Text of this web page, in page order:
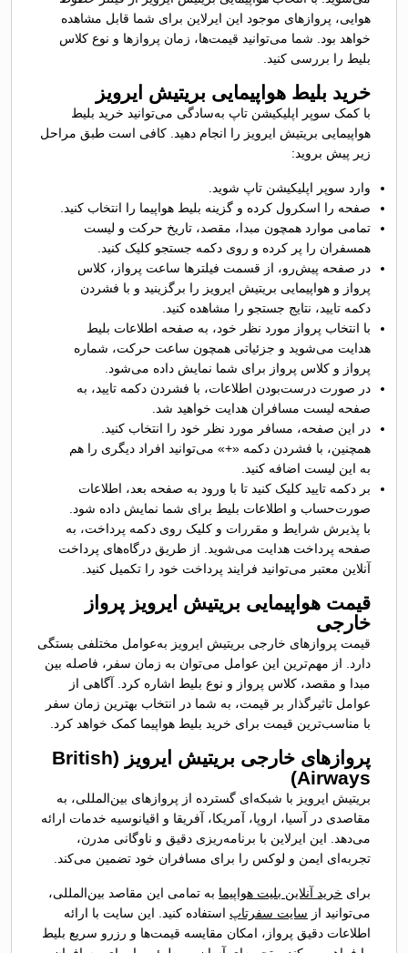
هوایی، پروازهای موجود این ایرلاین برای شما قابل مشاهده
خواهد بود. شما می‌توانید قیمت‌ها، زمان پروازها و نوع کلاس
بلیط را بررسی کنید.
خرید بلیط هواپیمایی بریتیش ایرویز
با کمک سوپر اپلیکیشن تاپ به‌سادگی می‌توانید خرید بلیط
هواپیمایی بریتیش ایرویز را انجام دهید. کافی است طبق مراحل
زیر پیش بروید:
وارد سوپر اپلیکیشن تاپ شوید.
صفحه را اسکرول کرده و گزینه بلیط هواپیما را انتخاب کنید.
تمامی موارد همچون مبدا، مقصد، تاریخ حرکت و لیست
همسفران را پر کرده و روی دکمه جستجو کلیک کنید.
در صفحه پیش‌رو، از قسمت فیلترها ساعت پرواز، کلاس
پرواز و هواپیمایی بریتیش ایرویز را برگزینید و با فشردن
دکمه تایید، نتایج جستجو را مشاهده کنید.
با انتخاب پرواز مورد نظر خود، به صفحه اطلاعات بلیط
هدایت می‌شوید و جزئیاتی همچون ساعت حرکت، شماره
پرواز و کلاس پرواز برای شما نمایش داده می‌شود.
در صورت درست‌بودن اطلاعات، با فشردن دکمه تایید، به
صفحه لیست مسافران هدایت خواهید شد.
در این صفحه، مسافر مورد نظر خود را انتخاب کنید.
همچنین، با فشردن دکمه «+» می‌توانید افراد دیگری را هم
به این لیست اضافه کنید.
بر دکمه تایید کلیک کنید تا با ورود به صفحه بعد، اطلاعات
صورت‌حساب و اطلاعات بلیط برای شما نمایش داده شود.
با پذیرش شرایط و مقررات و کلیک روی دکمه پرداخت، به
صفحه پرداخت هدایت می‌شوید. از طریق درگاه‌های پرداخت
آنلاین معتبر می‌توانید فرایند پرداخت خود را تکمیل کنید.
قیمت هواپیمایی بریتیش ایرویز پرواز
خارجی
قیمت پروازهای خارجی بریتیش ایرویز به‌عوامل مختلفی بستگی
دارد. از مهم‌ترین این عوامل می‌توان به زمان سفر، فاصله بین
مبدا و مقصد، کلاس پرواز و نوع بلیط اشاره کرد. آگاهی از
عوامل تاثیرگذار بر قیمت، به شما در انتخاب بهترین زمان سفر
با مناسب‌ترین قیمت برای خرید بلیط هواپیما کمک خواهد کرد.
پروازهای خارجی بریتیش ایرویز (British
Airways)
بریتیش ایرویز با شبکه‌ای گسترده از پروازهای بین‌المللی، به
مقاصدی در آسیا، اروپا، آمریکا، آفریقا و اقیانوسیه خدمات ارائه
می‌دهد. این ایرلاین با برنامه‌ریزی دقیق و ناوگانی مدرن،
تجربه‌ای ایمن و لوکس را برای مسافران خود تضمین می‌کند.
برای خرید آنلاین بلیت هواپیما به تمامی این مقاصد بین‌المللی،
می‌توانید از سایت سفرتاپ استفاده کنید. این سایت با ارائه
اطلاعات دقیق پرواز، امکان مقایسه قیمت‌ها و رزرو سریع بلیط